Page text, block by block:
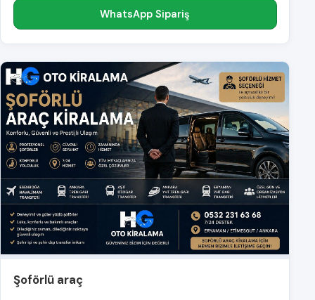
WhatsApp Sipariş
Şoförlü araç